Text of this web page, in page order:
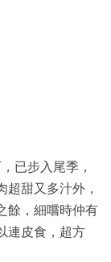
已步入尾季，
甜又多汁外，
餘，細嚐時仲有
連皮食，超方